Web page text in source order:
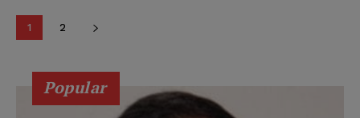
1 2
Popular